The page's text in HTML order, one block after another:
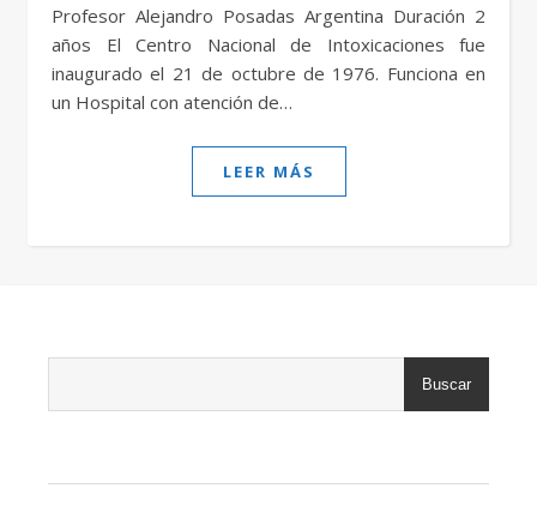
Profesor Alejandro Posadas Argentina Duración 2
años El Centro Nacional de Intoxicaciones fue
inaugurado el 21 de octubre de 1976. Funciona en
un Hospital con atención de…
LEER MÁS
Buscar